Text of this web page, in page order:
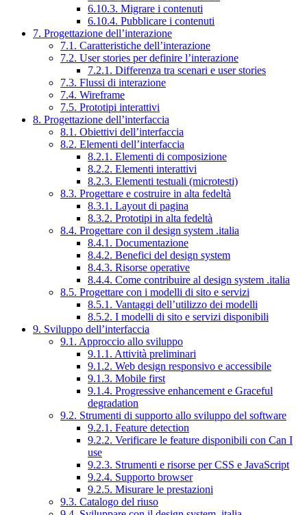
6.10.3. Migrare i contenuti
6.10.4. Pubblicare i contenuti
7. Progettazione dell’interazione
7.1. Caratteristiche dell’interazione
7.2. User stories per definire l’interazione
7.2.1. Differenza tra scenari e user stories
7.3. Flussi di interazione
7.4. Wireframe
7.5. Prototipi interattivi
8. Progettazione dell’interfaccia
8.1. Obiettivi dell’interfaccia
8.2. Elementi dell’interfaccia
8.2.1. Elementi di composizione
8.2.2. Elementi interattivi
8.2.3. Elementi testuali (microtesti)
8.3. Progettare e costruire in alta fedeltà
8.3.1. Layout di pagina
8.3.2. Prototipi in alta fedeltà
8.4. Progettare con il design system .italia
8.4.1. Documentazione
8.4.2. Benefici del design system
8.4.3. Risorse operative
8.4.4. Come contribuire al design system .italia
8.5. Progettare con i modelli di sito e servizi
8.5.1. Vantaggi dell’utilizzo dei modelli
8.5.2. I modelli di sito e servizi disponibili
9. Sviluppo dell’interfaccia
9.1. Approccio allo sviluppo
9.1.1. Attività preliminari
9.1.2. Web design responsivo e accessibile
9.1.3. Mobile first
9.1.4. Progressive enhancement e Graceful
degradation
9.2. Strumenti di supporto allo sviluppo del software
9.2.1. Feature detection
9.2.2. Verificare le feature disponibili con Can I
use
9.2.3. Strumenti e risorse per CSS e JavaScript
9.2.4. Supporto browser
9.2.5. Misurare le prestazioni
9.3. Catalogo del riuso